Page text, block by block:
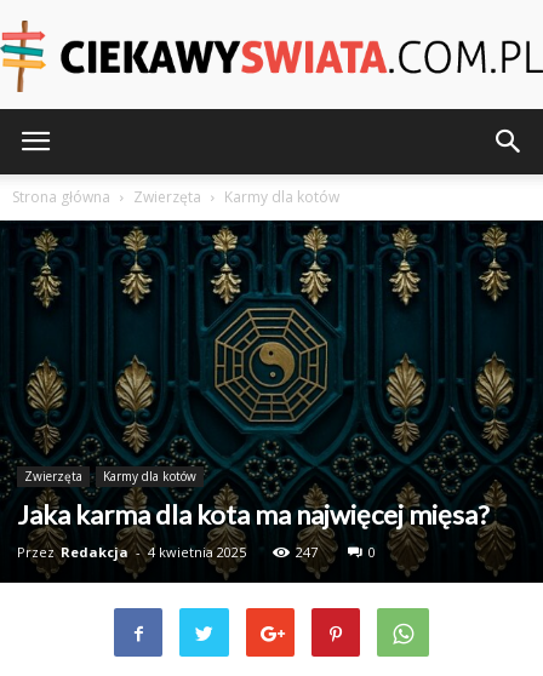
Strona główna Zwierzęta Karmy dla kotów
Zwierzęta Karmy dla kotów
Jaka karma dla kota ma najwięcej mięsa?
Przez Redakcja - 4 kwietnia 2025 247 0